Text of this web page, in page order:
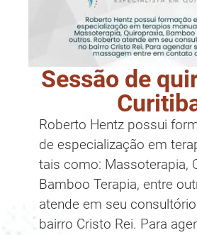
Sessão de
Roberto Hentz possui
de especialização em
tais como: Massoterapia,
Bamboo Terapia, entre
atende em seu
bairro Cristo Rei. Para